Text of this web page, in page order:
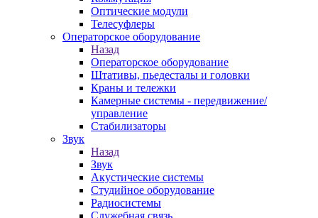
Оптические модули
Телесуфлеры
Операторское оборудование
Назад
Операторское оборудование
Штативы, пьедесталы и головки
Краны и тележки
Камерные системы - передвижение/
управление
Стабилизаторы
Звук
Назад
Звук
Акустические системы
Студийное оборудование
Радиосистемы
Служебная связь